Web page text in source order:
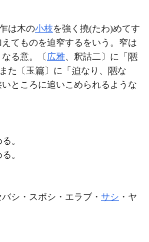
は木の小枝を強く撓(たわ)めてす
てものを迫窄するをいう。窄は
る意。〔 広雅、釈詁二〕に「
た〔玉
〕に「 なり、
な
ところに追いこめられるような
。
。
シ・スボシ・エラブ・ サシ ・ヤ